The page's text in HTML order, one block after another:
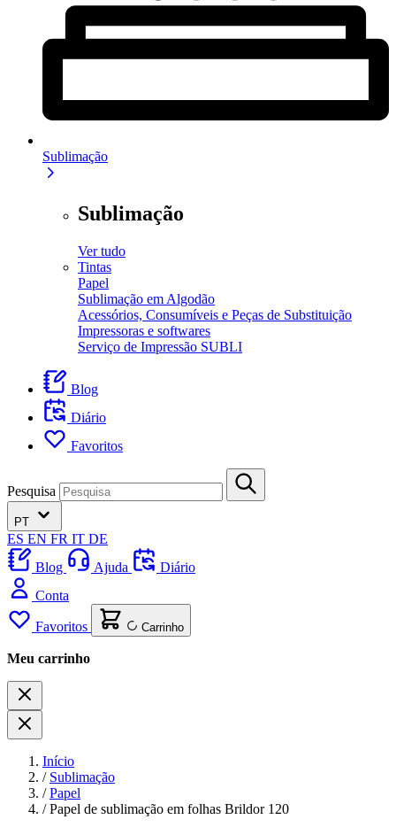
Sublimação
Sublimação
Ver tudo
Tintas
Papel
Sublimação em Algodão
Acessórios, Consumíveis e Peças de Substituição
Impressoras e softwares
Serviço de Impressão SUBLI
Blog
Diário
Favoritos
Pesquisa
PT
ES EN FR IT DE
Blog
Ajuda
Diário
Conta
Favoritos Carrinho
Meu carrinho
Início
/ Sublimação
/ Papel
/ Papel de sublimação em folhas Brildor 120